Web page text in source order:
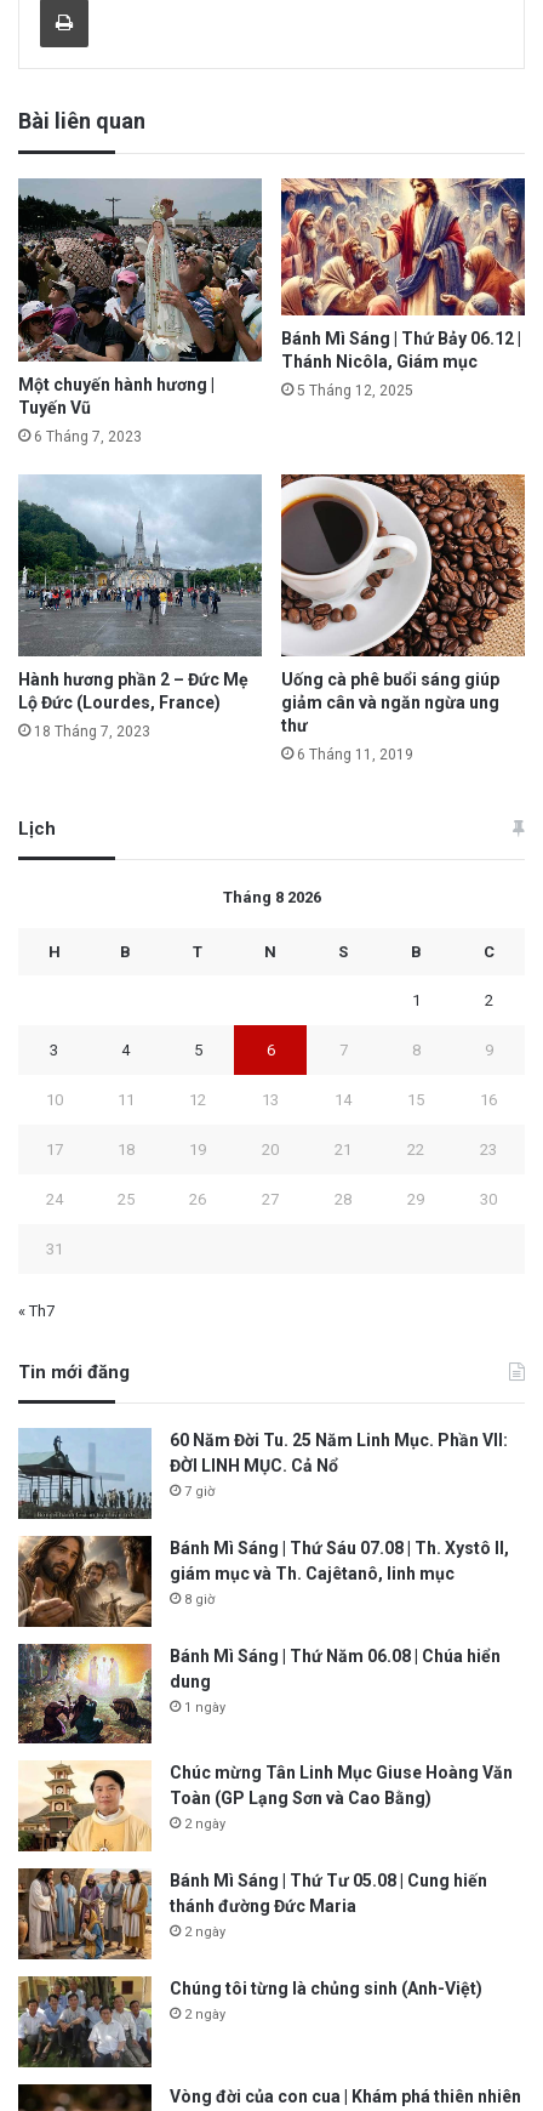
Bài liên quan
Một chuyến hành hương |
Tuyến Vũ
6 Tháng 7, 2023
Bánh Mì Sáng | Thứ Bảy 06.12 |
Thánh Nicôla, Giám mục
5 Tháng 12, 2025
Hành hương phần 2 – Đức Mẹ
Lộ Đức (Lourdes, France)
18 Tháng 7, 2023
Uống cà phê buổi sáng giúp
giảm cân và ngăn ngừa ung
thư
6 Tháng 11, 2019
Lịch
Tháng 8 2026
H B T N S B C
1 2
3 4 5 6 7 8 9
10 11 12 13 14 15 16
17 18 19 20 21 22 23
24 25 26 27 28 29 30
31
« Th7
Tin mới đăng
60 Năm Đời Tu. 25 Năm Linh Mục. Phần VII:
ĐỜI LINH MỤC. Cả Nổ
7 giờ
Bánh Mì Sáng | Thứ Sáu 07.08 | Th. Xystô II,
giám mục và Th. Cajêtanô, linh mục
8 giờ
Bánh Mì Sáng | Thứ Năm 06.08 | Chúa hiển
dung
1 ngày
Chúc mừng Tân Linh Mục Giuse Hoàng Văn
Toàn (GP Lạng Sơn và Cao Bằng)
2 ngày
Bánh Mì Sáng | Thứ Tư 05.08 | Cung hiến
thánh đường Đức Maria
2 ngày
Chúng tôi từng là chủng sinh (Anh-Việt)
2 ngày
Vòng đời của con cua | Khám phá thiên nhiên